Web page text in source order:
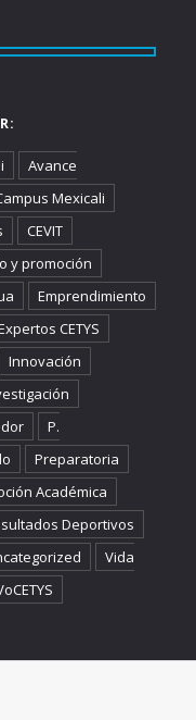
Avance
Mexicali
CEVIT
y promoción
Emprendimiento
CETYS
Innovación
P.
Preparatoria
Académica
Deportivos
Vida